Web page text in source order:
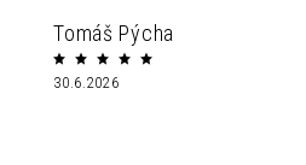
Tomáš Pýcha
30.6.2026